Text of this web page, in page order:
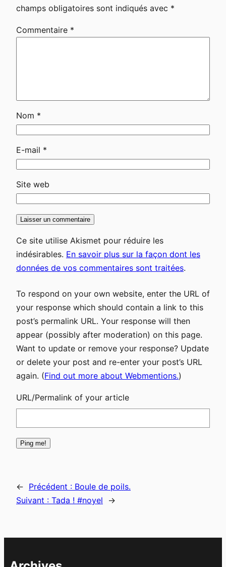
champs obligatoires sont indiqués avec *
Commentaire *
Nom *
E-mail *
Site web
Ce site utilise Akismet pour réduire les
indésirables. En savoir plus sur la façon dont les
données de vos commentaires sont traitées.
To respond on your own website, enter the URL of
your response which should contain a link to this
post’s permalink URL. Your response will then
appear (possibly after moderation) on this page.
Want to update or remove your response? Update
or delete your post and re-enter your post’s URL
again. (Find out more about Webmentions.)
URL/Permalink of your article
← Précédent : Boule de poils.
Suivant : Tada ! #noyel →